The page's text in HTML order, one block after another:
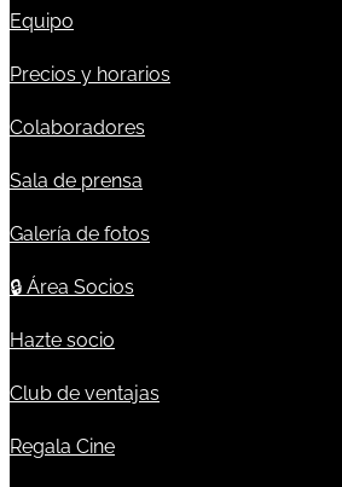
Equipo
Precios y horarios
Colaboradores
Sala de prensa
Galería de fotos
🔒 Área Socios
Hazte socio
Club de ventajas
Regala Cine